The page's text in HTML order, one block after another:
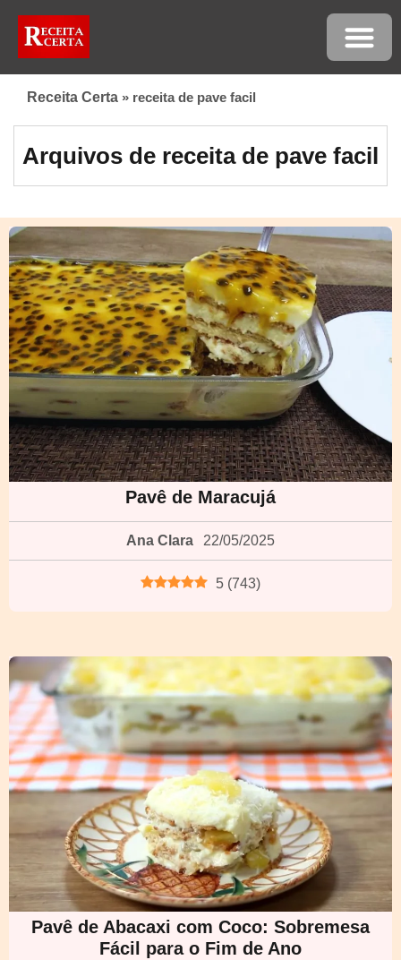
Receita Certa » receita de pave facil
Arquivos de receita de pave facil
Pavê de Maracujá
Ana Clara 22/05/2025
5 (743)
Pavê de Abacaxi com Coco: Sobremesa
Fácil para o Fim de Ano